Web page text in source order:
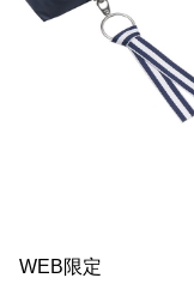
WEB限定